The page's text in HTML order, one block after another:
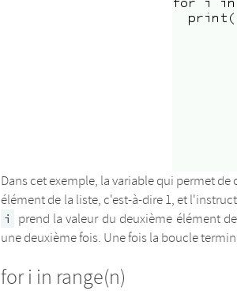
Dans cet exemple, la variable qui permet de
élément de la liste, c'est-à-dire 1, et
i
prend la valeur du deuxième élément
une deuxième fois. Une fois la boucle
for i in range(n)